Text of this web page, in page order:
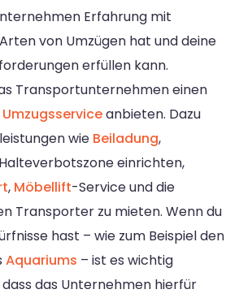
Erfahrung mit
von Umzügen hat und deine
erfüllen kann.
Transportunternehmen einen
Umzugsserviceanbieten. Dazu
wie Beiladung,
einrichten,
, Möbellift-Service und die
Transporter zu mieten. Wenn du
hast – wie zum Beispiel den
Aquariums – ist es wichtig
das Unternehmen hierfür